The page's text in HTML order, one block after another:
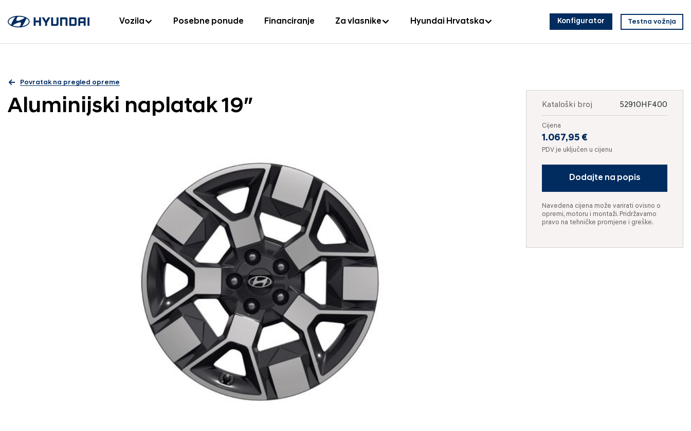
Vozila Posebne ponude Financiranje Za vlasnike Hyundai Hrvatska Konfigurator Testna vožnja
Povratak na pregled opreme
Aluminijski naplatak 19″ Kataloški broj 52910HF400
Cijena
1.067,95 €
PDV je uključen u cijenu
Dodajte na popis
Navedena cijena može varirati ovisno o
opremi, motoru i montaži. Pridržavamo
pravo na tehničke promjene i greške.